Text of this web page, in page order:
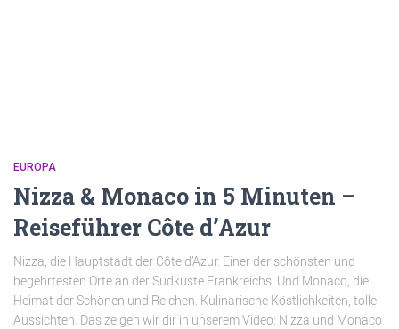
EUROPA
Nizza & Monaco in 5 Minuten –
Reiseführer Côte d’Azur
Nizza, die Hauptstadt der Côte d’Azur. Einer der schönsten und
begehrtesten Orte an der Südküste Frankreichs. Und Monaco, die
Heimat der Schönen und Reichen. Kulinarische Köstlichkeiten, tolle
Aussichten. Das zeigen wir dir in unserem Video: Nizza und Monaco